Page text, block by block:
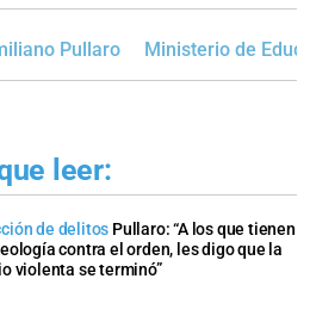
Pullaro Ministerio de
leer:
de delitos Pullaro: “A los que tienen
contra el orden, les digo que la
violenta se terminó”